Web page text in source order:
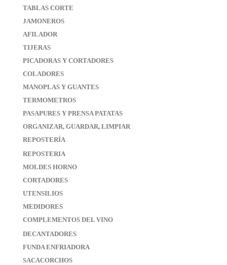
TABLAS CORTE
JAMONEROS
AFILADOR
TIJERAS
PICADORAS Y CORTADORES
COLADORES
MANOPLAS Y GUANTES
TERMOMETROS
PASAPURES Y PRENSA PATATAS
ORGANIZAR, GUARDAR, LIMPIAR
REPOSTERÍA
REPOSTERIA
MOLDES HORNO
CORTADORES
UTENSILIOS
MEDIDORES
COMPLEMENTOS DEL VINO
DECANTADORES
FUNDA ENFRIADORA
SACACORCHOS